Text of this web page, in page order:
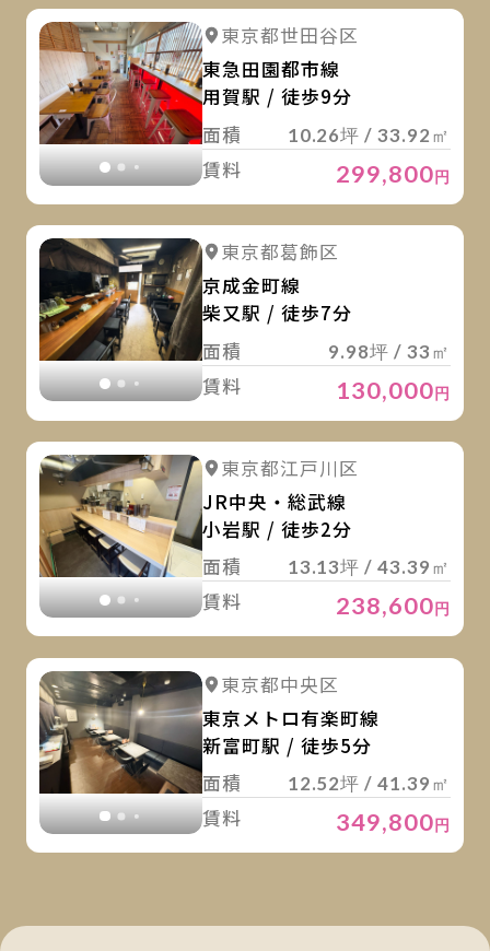
詳細を見る
東京都世田谷区
東急田園都市線
用賀駅 / 徒歩9分
面積
10.26坪 / 33.92㎡
賃料 299,800円
詳細を見る
東京都葛飾区
京成金町線
柴又駅 / 徒歩7分
面積
9.98坪 / 33㎡
賃料 130,000円
詳細を見る
東京都江戸川区
JR中央・総武線
小岩駅 / 徒歩2分
面積
13.13坪 / 43.39㎡
賃料 238,600円
詳細を見る
東京都中央区
東京メトロ有楽町線
新富町駅 / 徒歩5分
面積
12.52坪 / 41.39㎡
賃料 349,800円